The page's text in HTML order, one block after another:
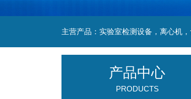
产品中心
PRODUCTS